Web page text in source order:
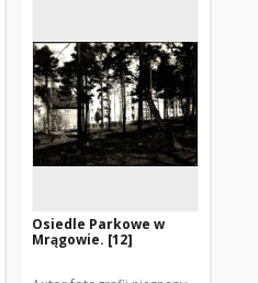
Osiedle Parkowe w
Mrągowie. [12]